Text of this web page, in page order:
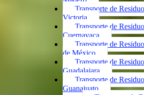
Transporte de
Victoria
Transporte de
Cuernavaca
Transporte de
de México
Transporte de
Guadalajara
Transporte de
Guanajuato